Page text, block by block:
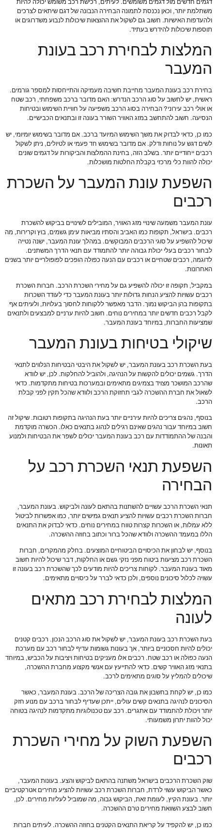
דגמים חדשים מול דגמים משומשים. לעיתים, רכישת רכב משומש יכולה להיות
משתלמת יותר, וכאן נכנסת לתמונה הבחירה הנבונה של דגם שיתאים לצרכים
ולהעדפות האישיות. חשוב גם לשקול את ההוצאות שיכולות לנבוע משדרוגים או
תוספות שיכולות להידרש בעתיד.
המלצות לבחירת רכב בעונת
המעבר
בחירת רכב בעונת המעבר מחייבת חשיבה מעמיקה והתייחסות למספר גורמים.
ראשית, יש לחשוב על סוג הרכב הנדרש: האם מדובר ברכב משפחתי, רכב שטח
או אולי רכב עירוני? הבחירה בסוג הרכב משפיעה על חוויית השימוש ובטיחות
הנסיעה. חשוב להתחשב במזג האוויר השורר בעונה זו ובתנאים הכבישיים.
כמו כן, כדאי לבדוק את משך השימוש המיועד ברכב. אם מדובר בשימוש יומיומי, יש
לשים דגש על נוחות ודלק. אם מדובר בשימוש חד פעמי או לטיולים, ניתן לשקול
רכבים ייחודיים יותר. בשלב הזה, בחינת ההמלצות והביקורות על דגמים שונים
יכולה להוות כלי מרכזי בקבלת החלטות מושכלות.
השפעת עונת המעבר על השכרת
רכבים
עונת המעבר משמעה שינויי מזג האוויר, המובילים לשינויים בביקוש להשכרת
רכבים. בישראל, תקופות כמו האביב והסתיו מביאות עימן גשמים, בוץ וקרירות, מה
שיכול להשפיע על סוגי הרכבים המבוקשים. במהלך עונת המעבר, ישנה נטייה
לבחור רכבים בעלי יכולת גבוהה יותר להתמודד עם תנאי הדרך המשתנים.
לדוגמה, רכבים שטחיים או רכבים עם הנעה כפולה הופכים לפופולריים יותר בשנים
האחרונות.
במקביל, תקופה זו יכולה להשפיע גם על מחירי השכרת הרכב. חברות השכרת
רכבים עשויות להציע הנחות גדולות יותר בעונת המעבר כדי לעודד השכרות
בתקופות בהן הביקוש נמוך. הדבר מאפשר ללקוחות לחסוך בעלויות, ולעיתים אף
לקבל רכבים חדשים יותר במחירים נוחים. חשוב להיות ערניים למבצעים ולתנאים
שמציעות החברות, במיוחד בעונת המעבר.
שיקולי בטיחות בעונת המעבר
בעת השכרת רכב בעונת המעבר, יש לשקול את היבטי הבטיחות הנלווים לתנאי
הדרך. גשמים יכולים להקשות על הנהיגה, ולהוביל להחלקות. לכן, יש לוודא
שהרכב המושכר מצויד בצמיגים מתאימים ובמערכות בטיחות מתקדמות. כדאי
לשאול את חברת ההשכרה לגבי תחזוקת הרכב ולוודא שהכל תקין לפני קבלת
הרכב.
בנוסף, נהגים צריכים להיות עירניים יותר בעת הנהיגה בתקופות רטובות. שיקול זה
חשוב במיוחד עבור נהגים שאינם רגילים לנהוג בתנאים כאלו. הכשרה מוקדמת
והבנה של ההתמודדות עם רכב בעונת המעבר יכולים לשפר את הבטיחות ולמנוע
תאונות.
השפעת תנאי השכרת רכב על
הבחירה
תנאי השכרת הרכב עשויים להשתנות בהתאם לעונה ולביקוש. בעונת המעבר,
חברות השכרת רכבים עשויות להציע תנאים גמישים יותר, כמו אפשרות לביטול
ללא עמלות, או השכרות קצרות טווח במחירים נוחים. כדאי לבדוק את התנאים
הללו במעמד ההשכרה ולוודא שהכל ברור וכתוב בחוזה ההשכרה.
בנוסף, יש לבחון את הכיסויים הביטוחיים המוצעים. בחלק מהמקרים, חברות
השכרת רכב מציעות ביטוח מפני נזקי גשם או החלקות, דבר שיכול להיות חשוב
מאוד בעונת המעבר. לקוחות צריכים להיות מודעים לכך שהשכרת רכב בעונה זו
עשויה לכלול סיכונים נוספים, ולכן כדאי לברר על כיסויים מתאימים.
המלצות לבחירת רכב מתאים
לעונה
בעת השכרת רכב בעונת המעבר, יש לשקול את סוג הרכב הנכון. רכבים קטנים
יכולים להיות חסכוניים ביותר, אך בעונות גשומות עדיף לבחור רכב עם מערכת
הנעה כפולה או רכב שטח. רכבים אלו מעניקים בטיחות ויציבות על הכביש, במיוחד
בתנאי מזג האוויר קשים. כדאי להתייעץ עם אנשי מקצוע מחברת ההשכרה,
שיכולים להמליץ על סוגים מתאימים לרכב.
כמו כן, יש לקחת בחשבון את גובה הצריכה של הרכב. בעונת המעבר, כאשר
הסיכונים לנהיגה בתנאים קשים עולים, ייתכן שעדיף לבחור ברכב עם מנוע חזק
יותר ויכולת להתמודד עם אתגרים. רכב עם טכנולוגיות מתקדמות לנהיגה בטוחה
יכול להוות יתרון משמעותי.
השפעת השוק על מחירי השכרת
רכבים
שוק השכרת הרכבים בישראל משתנה בהתאם לביקוש והצע. בעונות המעבר,
כאשר הביקוש עשוי לרדת, חברות השכרת רכב עשויות להציע מחירים אטרקטיביים
יותר. בעונת הקיץ, לעומת זאת, הביקוש גבוה, מה שמוביל לעליות מחירים. לכן,
חשוב לבצע השוואת מחירים טרם ההשכרה.
כמו כן, יש להקפיד על קריאת התנאים הקטנים בחוזה ההשכרה. לעיתים חברות